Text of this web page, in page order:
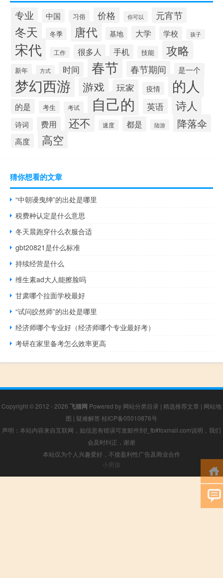
专业 中国 习俗 价格 你可以 元宵节
冬天 冬季 唐代 基地 大学 学校 孩子
宋代 工作 很多人 手机 技能 攻略
新年 方式 时间 春节 春节期间 是一个
梦幻西游 游戏 玩家 疫情 的人
的是 考生 考试 自己的 英语 诗人
诗词 费用 还不 速度 都是 陆游 降落伞
高度 高空
猜你想看的文章
“中朝谩曳绅”的出处是哪里
税费种认定是什么意思
冬天晨跑穿什么衣服合适
gbt20821是什么标准
持续经营是什么
维生素ad大人能擦脸吗
甘肃哪个拉面学校最好
“试问皎然师”的出处是哪里
经济师哪个专业好（经济师哪个专业最好考）
考研在家里备考怎么效率更高
Copyright © 2012 - 2026 飞猫网 Powered by 网站分类目录 | 精选推荐文章 | 网站地
图 | 疑难解答 桂ICP备05010876号
声明：本站内容来自互联网，如信息有错误可发邮件到f_fb#foxmail.com说明，我们
会及时纠正，谢谢
本站仅为个人兴趣爱好，不接盈利性广告及商业合作
小男孩